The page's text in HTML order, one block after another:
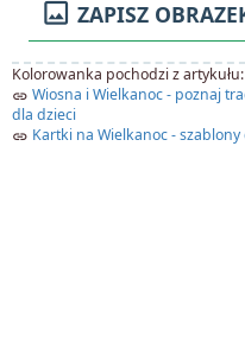
image ZAPISZ
Kolorowanka pochodzi z artykułu:
link Wiosna i Wielkanoc - poznaj
dla dzieci
link Kartki na Wielkanoc -